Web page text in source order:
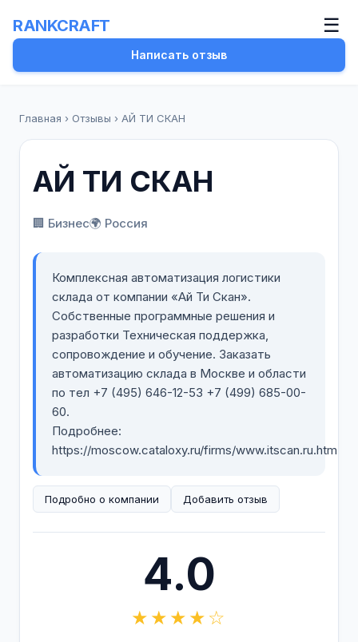
RANKCRAFT ☰
Написать отзыв
Главная › Отзывы › АЙ ТИ СКАН
АЙ ТИ СКАН
🏢 Бизнес🌍 Россия
Комплексная автоматизация логистики
склада от компании «Ай Ти Скан».
Собственные программные решения и
разработки Техническая поддержка,
сопровождение и обучение. Заказать
автоматизацию склада в Москве и области
по тел +7 (495) 646-12-53 +7 (499) 685-00-
60.
Подробнее:
https://moscow.cataloxy.ru/firms/www.itscan.ru.htm
Подробно о компании Добавить отзыв
4.0
★★★★☆